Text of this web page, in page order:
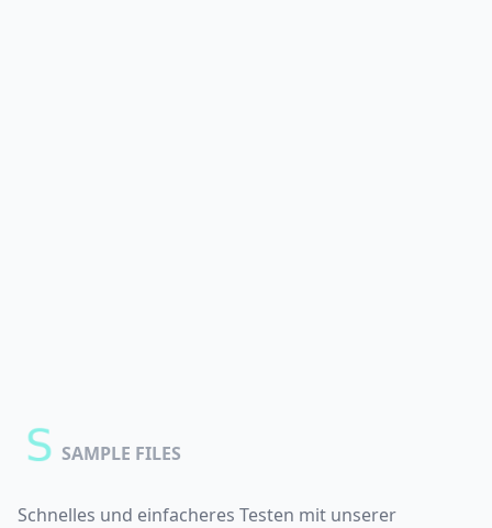
SAMPLE FILES
Schnelles und einfacheres Testen mit unserer